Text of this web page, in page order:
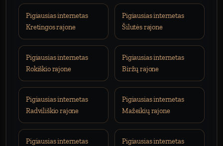
Pigiausias internetas
Kretingos rajone
Pigiausias internetas
Šilutės rajone
Pigiausias internetas
Rokiškio rajone
Pigiausias internetas
Biržų rajone
Pigiausias internetas
Radviliškio rajone
Pigiausias internetas
Mažeikių rajone
Pigiausias internetas
Pigiausias internetas